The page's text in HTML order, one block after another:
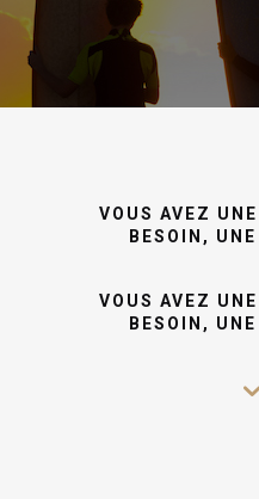
VOUS AVEZ
BESOIN,
VOUS AVEZ
BESOIN,